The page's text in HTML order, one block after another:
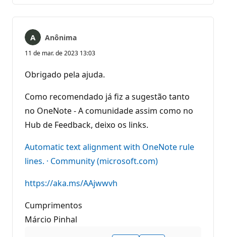
Anônima
11 de mar. de 2023 13:03
Obrigado pela ajuda.
Como recomendado já fiz a sugestão tanto
no OneNote - A comunidade assim como no
Hub de Feedback, deixo os links.
Automatic text alignment with OneNote rule
lines. · Community (microsoft.com)
https://aka.ms/AAjwwvh
Cumprimentos
Márcio Pinhal